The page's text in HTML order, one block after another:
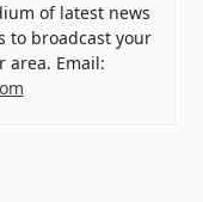
of latest news
to broadcast your
area. Email: